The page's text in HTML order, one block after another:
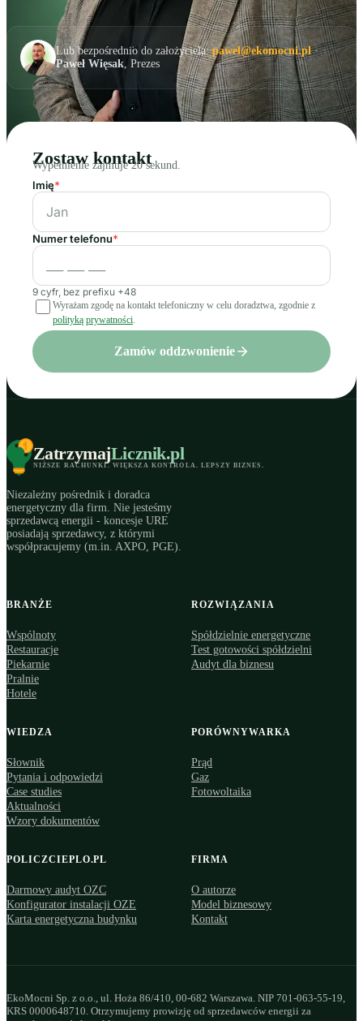
Lub bezpośrednio do założyciela:pawel@ekomocni.pl·
Paweł Więsak, Prezes
Zostaw kontakt
Wypełnienie zajmuje 20 sekund.
Imię*
Numer telefonu*
9 cyfr, bez prefixu +48
Wyrażam zgodę na kontakt telefoniczny w celu doradztwa, zgodnie z
polityką prywatności.
Zamów oddzwonienie
ZatrzymajLicznik.pl
NIŻSZE RACHUNKI. WIĘKSZA KONTROLA. LEPSZY BIZNES .
Niezależny pośrednik i doradca
energetyczny dla firm. Nie jesteśmy
sprzedawcą energii - koncesje URE
posiadają sprzedawcy, z którymi
współpracujemy (m.in. AXPO, PGE).
BRANŻE
Wspólnoty
Restauracje
Piekarnie
Pralnie
Hotele
ROZWIĄZANIA
Spółdzielnie energetyczne
Test gotowości spółdzielni
Audyt dla biznesu
WIEDZA
Słownik
Pytania i odpowiedzi
Case studies
Aktualności
Wzory dokumentów
PORÓWNYWARKA
Prąd
Gaz
Fotowoltaika
POLICZCIEPLO.PL
Darmowy audyt OZC
Konfigurator instalacji OZE
Karta energetyczna budynku
FIRMA
O autorze
Model biznesowy
Kontakt
EkoMocni Sp. z o.o., ul. Hoża 86/410, 00-682 Warszawa. NIP 701-063-55-19,
KRS 0000648710. Otrzymujemy prowizję od sprzedawców energii za